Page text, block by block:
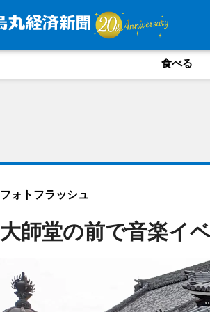
食べる
フォトフラッシュ
大師堂の前で音楽イ